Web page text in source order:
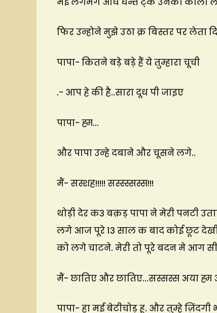
फिर उन्होने मुझे उठा क्र बिस्तर पर लेता
पापा- कितने बड़े बड़े हैं ये तुम्हारा चूची
.- आप हे की है..सारा दूध पी जाइए
पापा- ह्म…
और पापा उन्हे दबाने और चूसने लगे..
मैं- सस्शह!!!!! सस्स्स्सस्स!!!
थोड़ी देर क3 बक़ड़ पापा ने मेरी पनटी
लगे आज पूरे 13 साल क बाद कोई छूट
को लगे चाटने. मेरी तो पूरे बदन मे आग
मैं- छातिए और छातिए…सस्सस्स अया
पापा- हा मई बेटीचोड़ हू. और तुम्हे ज़िंदगी